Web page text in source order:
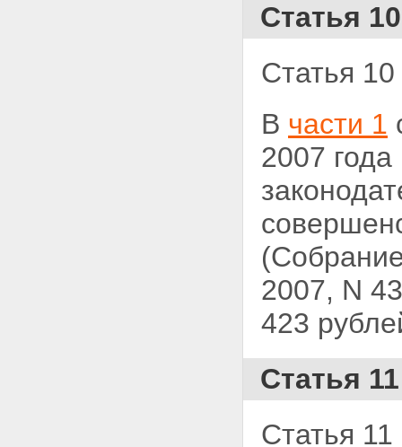
Статья 10
Статья 10
В части 1
2007
2007, N
423
Статья 11
Статья 11